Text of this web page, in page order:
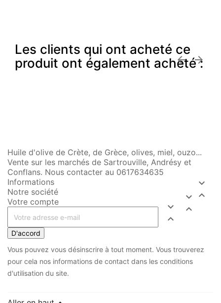
Les clients qui ont acheté ce
produit ont également acheté :
 
Huile d'olive de Crète, de Grèce, olives, miel, ouzo...
Vente sur les marchés de Sartrouville, Andrésy et
Conflans. Nous contacter au 0617634635
Informations


Notre société


Votre compte


D'accord
Vous pouvez vous désinscrire à tout moment. Vous trouverez
pour cela nos informations de contact dans les conditions
d'utilisation du site.